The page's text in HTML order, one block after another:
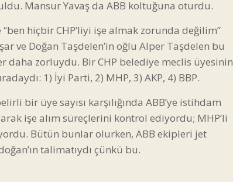
Mansur Yavaş da ABB koltuğuna oturdu.
hiçbir CHP’liyi işe almak zorunda değilim”
ve Doğan Taşdelen’in oğlu Alper Taşdelen bu
zorluydu. Bir CHP belediye meclis üyesinin
1) İyi Parti, 2) MHP, 3) AKP, 4) BBP.
bir üye sayısı karşılığında ABB’ye istihdam
işe alım süreçlerini kontrol ediyordu; MHP’li
Bütün bunlar olurken, ABB ekipleri jet
talimatıydı çünkü bu.